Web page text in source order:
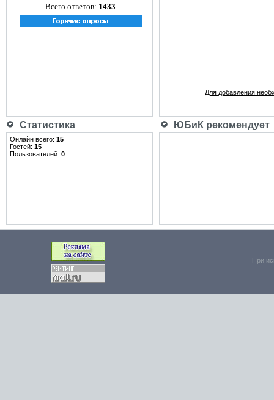
Всего ответов: 1433
Для добавления
Статистика ЮБиК рекомендует
Онлайн всего: 15
Гостей: 15
Пользователей: 0
При